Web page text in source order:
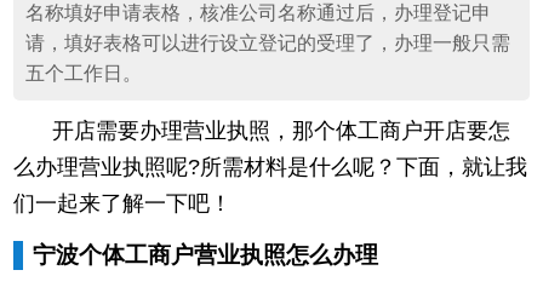
名称填好申请表格，核准公司名称通过后，办理登记申
请，填好表格可以进行设立登记的受理了，办理一般只需
五个工作日。
开店需要办理营业执照，那个体工商户开店要怎
么办理营业执照呢?所需材料是什么呢？下面，就让我
们一起来了解一下吧！
宁波个体工商户营业执照怎么办理